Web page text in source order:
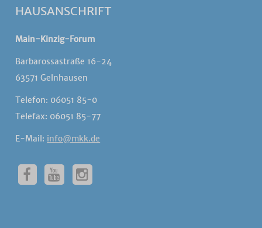
HAUSANSCHRIFT
Main-Kinzig-Forum
Barbarossastraße 16-24
63571 Gelnhausen
Telefon: 06051 85-0
Telefax: 06051 85-77
E-Mail: info@mkk.de